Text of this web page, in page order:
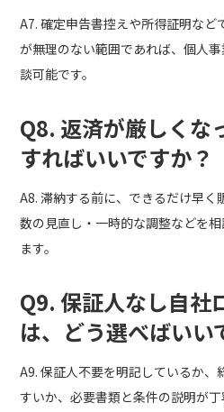
A7. 確定申告書控えや所得証明など
が無理のない範囲であれば、個人
談可能です。
Q8. 返済が厳しくな
すればいいですか？
A8. 滞納する前に、できるだけ早
数の見直し・一時的な調整などを
ます。
Q9. 保証人なし自社
は、どう選べばいい
A9. 保証人不要を明記しているか
すいか、必要書類と条件の説明が